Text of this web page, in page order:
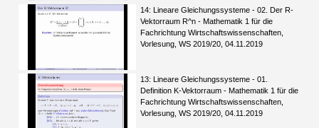
14: Lineare Gleichungssysteme - 02. Der R-
Vektorraum R^n - Mathematik 1 für die
Fachrichtung Wirtschaftswissenschaften,
Vorlesung, WS 2019/20, 04.11.2019
13: Lineare Gleichungssysteme - 01.
Definition K-Vektorraum - Mathematik 1 für die
Fachrichtung Wirtschaftswissenschaften,
Vorlesung, WS 2019/20, 04.11.2019